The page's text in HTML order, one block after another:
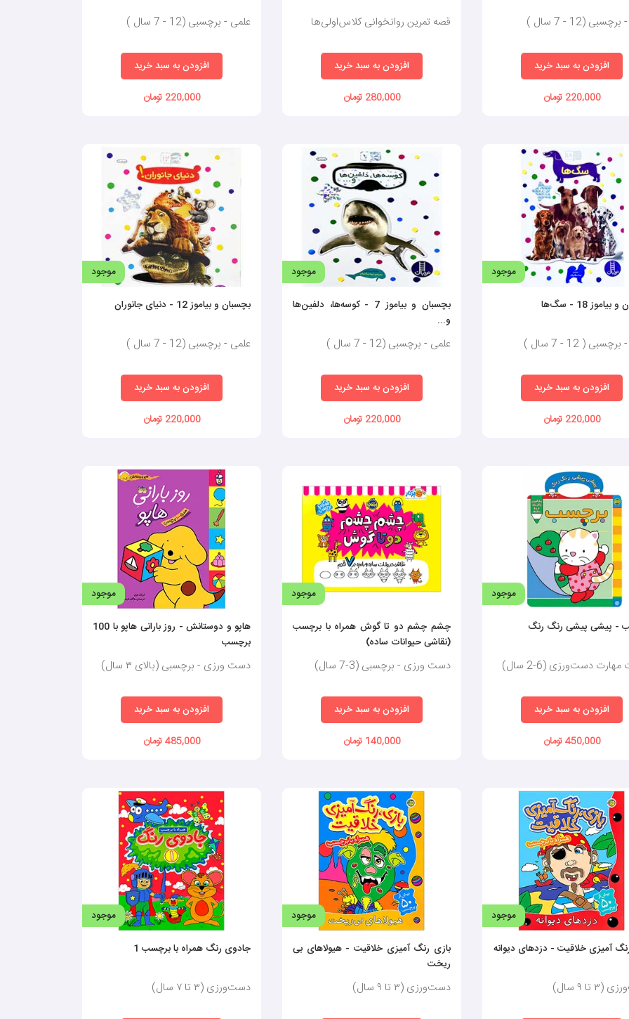
برای والدین و کودکان باشد تا وقت خود را با هم بگذرانند و ارتباطات عاطفی و اجتماعی خود را تقویت کنند.
تجربه‌ای چندجانبه و مفید برای کودکان باشد که در توسعه مهارت‌های مختلف آن‌ها نقش مهمی ایفا می‌کند.
تقویت مهارت‌های مختلف کودک موثر است. کتاب‌های برچسبی کودکان با بهره‌گیری از برچسب‌های جذاب و متنوع، فرصتی بی‌نظیر برای یادگیری و
مدرسه و خانه‌های بازی و شادی فراهم می‌کند.
آموزنده، به کودکان کمک می‌کنند تا ضمن سرگرم‌شدن، با مفاهیم جدید آشنا شوند. کتاب برچسب دار کودک نه‌تنها تجربه‌ای سرگرم‌کننده را برای
شناخته می‌شود که خرید آن به رشد همه‌جانبه او کمک می‌کند. برای خرید کتاب برچسب دار کودکان باید به رده سنی، میزان جذابیت، کیفیت
تجربه لذت‌بخش و مفید باشد؛ اما قبل از خرید کتاب برچسبی، باید به نکات زیر توجه کنید.
(12 - 7 سال )
افزودن به سبد خرید
220,000 تومان
قصه تمرین روانخوانی کلاس‌اولی‌ها
افزودن به سبد خرید
280,000 تومان
علمی - برچسبی (12 - 7 سال )
افزودن به سبد خرید
220,000 تومان
موجود
18 - سگ‌ها
( 12 - 7 سال )
افزودن به سبد خرید
220,000 تومان
موجود
بچسبان و بیاموز 7 - کوسه‌ها، دلفین‌ها
و...
علمی - برچسبی (12 - 7 سال )
افزودن به سبد خرید
220,000 تومان
موجود
بچسبان و بیاموز 12 - دنیای جانوران
علمی - برچسبی (12 - 7 سال )
افزودن به سبد خرید
220,000 تومان
موجود
- پیشی پیشی رنگ رنگ
دست‌ورزی (6-2 سال)
افزودن به سبد خرید
450,000 تومان
موجود
چشم چشم دو تا گوش همراه با برچسب
(نقاشی حیوانات ساده)
دست ورزی - برچسبی (3-7 سال)
افزودن به سبد خرید
140,000 تومان
موجود
هاپو و دوستانش - روز بارانی هاپو با 100
برچسب
دست ورزی - برچسبی (بالای ٣ سال)
افزودن به سبد خرید
485,000 تومان
موجود
آمیزی خلاقیت - دزدهای دیوانه
تا ٩ سال)
موجود
بازی رنگ آمیزی خلاقیت - هیولاهای بی
ریخت
دست‌ورزی (٣ تا ٩ سال)
موجود
جادوی رنگ همراه با برچسب 1
دست‌ورزی (٣ تا ٧ سال)